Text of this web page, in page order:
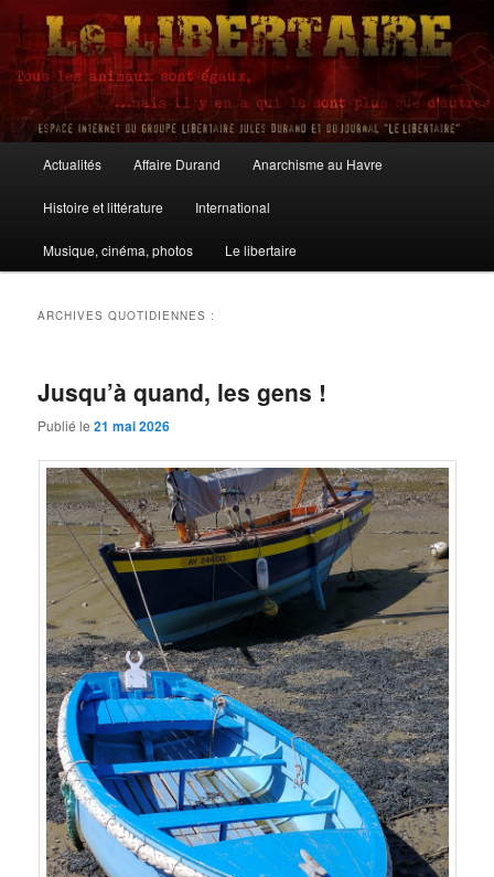
Aller
contenu
principal
Aller
contenu
secondaire
Le Libertaire
principal
Actualités Affaire Durand Anarchisme au Havre
Histoire et littérature International
Musique, cinéma, photos Le libertaire
ARCHIVES QUOTIDIENNES :
Jusqu’à quand, les gens !
Publié le21 mai 2026